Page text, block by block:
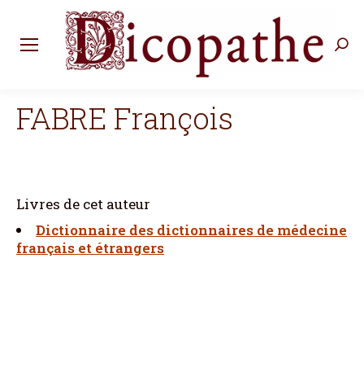
FABRE François
Livres de cet auteur
Dictionnaire des dictionnaires de médecine
français et étrangers